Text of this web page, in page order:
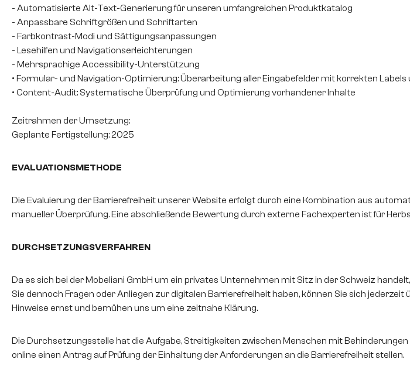
- Automatisierte Alt-Text-Generierung für unseren umfangreichen Produktkatalog
- Anpassbare Schriftgrößen und Schriftarten
- Farbkontrast-Modi und Sättigungsanpassungen
- Lesehilfen und Navigationserleichterungen
- Mehrsprachige Accessibility-Unterstützung
• Formular- und Navigation-Optimierung: Überarbeitung aller Eingabefelder mit korrekten
• Content-Audit: Systematische Überprüfung und Optimierung vorhandener Inhalte
Zeitrahmen der Umsetzung:
Geplante Fertigstellung: 2025
EVALUATIONSMETHODE
Die Evaluierung der Barrierefreiheit unserer Website erfolgt durch eine Kombination aus
manueller Überprüfung. Eine abschließende Bewertung durch externe Fachexperten ist für
DURCHSETZUNGSVERFAHREN
Da es sich bei der Mobeliani GmbH um ein privates Unternehmen mit Sitz in der Schweiz
Sie dennoch Fragen oder Anliegen zur digitalen Barrierefreiheit haben, können Sie sich
Hinweise ernst und bemühen uns um eine zeitnahe Klärung.
Die Durchsetzungsstelle hat die Aufgabe, Streitigkeiten zwischen Menschen mit
online einen Antrag auf Prüfung der Einhaltung der Anforderungen an die Barrierefreiheit stellen.